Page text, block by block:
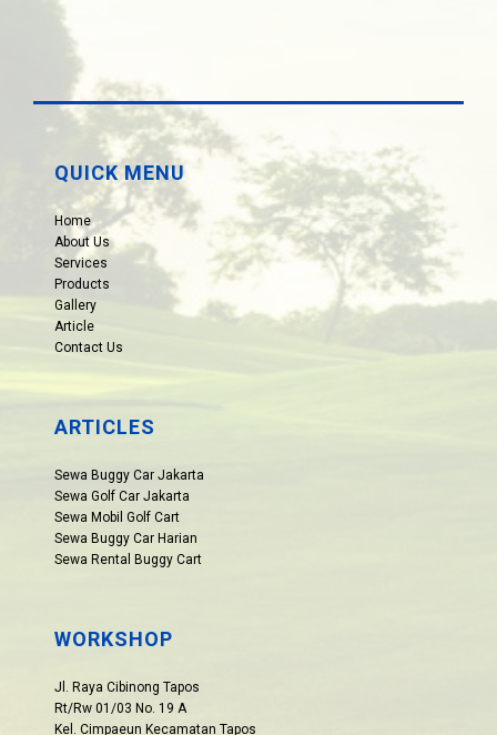
QUICK MENU
Home
About Us
Services
Products
Gallery
Article
Contact Us
ARTICLES
Sewa Buggy Car Jakarta
Sewa Golf Car Jakarta
Sewa Mobil Golf Cart
Sewa Buggy Car Harian
Sewa Rental Buggy Cart
WORKSHOP
Jl. Raya Cibinong Tapos
Rt/Rw 01/03 No. 19 A
Kel. Cimpaeun Kecamatan Tapos